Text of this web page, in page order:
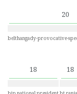
20
belthangady-provocative-
18 18